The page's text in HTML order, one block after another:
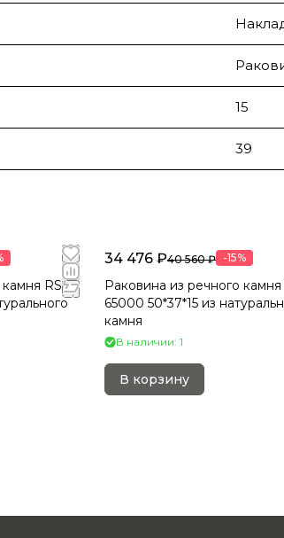
15
39
RS-
34 476 ₽40 560 ₽ -15%
Раковина из речного камня
65000 50*37*15 из
камня
В наличии: 1
В корзину